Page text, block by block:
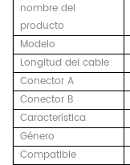
nombre del
producto
Modelo
Longitud del cable
Conector A
Conector B
Característica
Género
Compatible